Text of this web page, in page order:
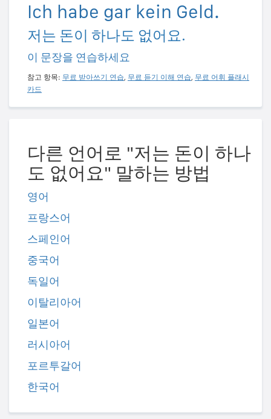
Ich habe gar kein Geld.
저는 돈이 하나도 없어요.
이 문장을 연습하세요
참고 항목: 무료 받아쓰기 연습, 무료 듣기 이해 연습, 무료 어휘 플래시
카드
다른 언어로 "저는 돈이 하나
도 없어요" 말하는 방법
영어
프랑스어
스페인어
중국어
독일어
이탈리아어
일본어
러시아어
포르투갈어
한국어